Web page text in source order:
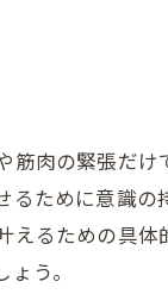
筋肉の緊張だ
ために意識の
るための具体
う。